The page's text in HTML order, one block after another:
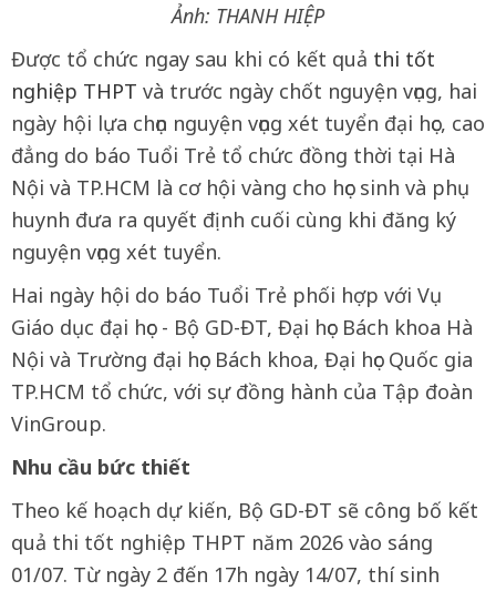
Ảnh: THANH HIỆP
Được tổ chức ngay sau khi có kết quả thi tốt
nghiệp THPT và trước ngày chốt nguyện vọng, hai
ngày hội lựa chọn nguyện vọng xét tuyển đại học, cao
đẳng do báo Tuổi Trẻ tổ chức đồng thời tại Hà
Nội và TP.HCM là cơ hội vàng cho học sinh và phụ
huynh đưa ra quyết định cuối cùng khi đăng ký
nguyện vọng xét tuyển.
Hai ngày hội do báo Tuổi Trẻ phối hợp với Vụ
Giáo dục đại học - Bộ GD-ĐT, Đại học Bách khoa Hà
Nội và Trường đại học Bách khoa, Đại học Quốc gia
TP.HCM tổ chức, với sự đồng hành của Tập đoàn
VinGroup.
Nhu cầu bức thiết
Theo kế hoạch dự kiến, Bộ GD-ĐT sẽ công bố kết
quả thi tốt nghiệp THPT năm 2026 vào sáng
01/07. Từ ngày 2 đến 17h ngày 14/07, thí sinh